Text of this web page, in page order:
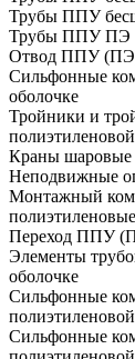
Трубы ППУ
Трубы ППУ ПЭ
Отвод ППУ (ПЭ)
Сильфонные
оболочке
Тройники и
Краны шаровые
Неподвижные
Монтажный
полиэтиленовые
Переход ППУ
Элементы
оболочке
Сильфонные
Сильфонные